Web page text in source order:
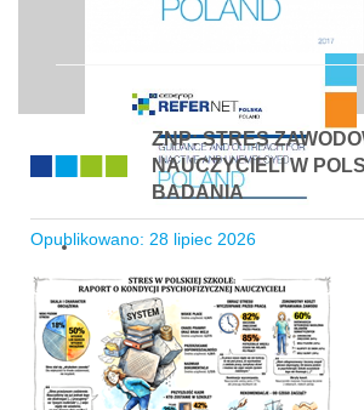
ZNP: STRES
NAUCZYCIELI W
BADANIA
Opublikowano: 28 lipiec 2026